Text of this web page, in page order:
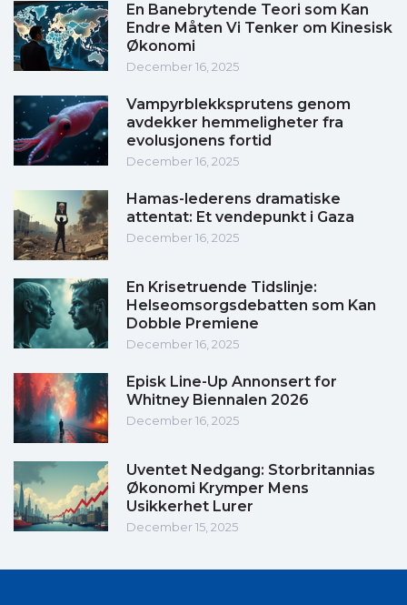
En Banebrytende Teori som Kan
Endre Måten Vi Tenker om Kinesisk
Økonomi
December 16, 2025
Vampyrblekksprutens genom
avdekker hemmeligheter fra
evolusjonens fortid
December 16, 2025
Hamas-lederens dramatiske
attentat: Et vendepunkt i Gaza
December 16, 2025
En Krisetruende Tidslinje:
Helseomsorgsdebatten som Kan
Dobble Premiene
December 16, 2025
Episk Line-Up Annonsert for
Whitney Biennalen 2026
December 16, 2025
Uventet Nedgang: Storbritannias
Økonomi Krymper Mens
Usikkerhet Lurer
December 15, 2025